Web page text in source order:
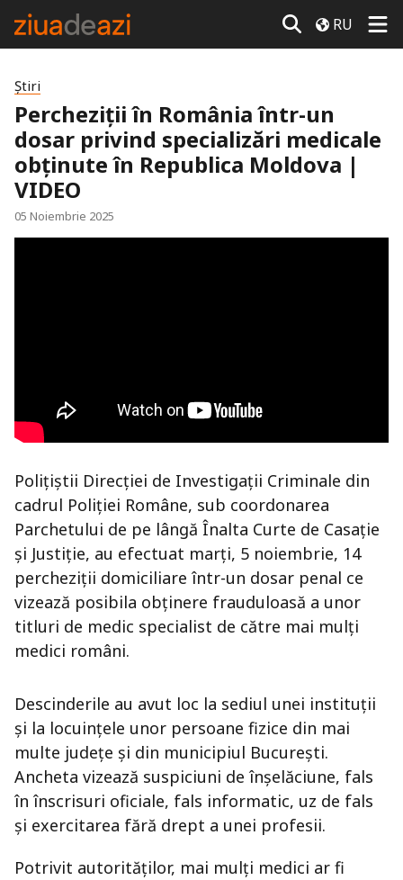
RU
Știri
Percheziții în România într-un
dosar privind specializări medicale
obținute în Republica Moldova |
VIDEO
05 Noiembrie 2025
Polițiștii Direcției de Investigații Criminale din
cadrul Poliției Române, sub coordonarea
Parchetului de pe lângă Înalta Curte de Casaţie
și Justiţie, au efectuat marți, 5 noiembrie, 14
percheziții domiciliare într-un dosar penal ce
vizează posibila obținere frauduloasă a unor
titluri de medic specialist de către mai mulți
medici români.
Descinderile au avut loc la sediul unei instituții
și la locuințele unor persoane fizice din mai
multe județe și din municipiul București.
Ancheta vizează suspiciuni de înșelăciune, fals
în înscrisuri oficiale, fals informatic, uz de fals
și exercitarea fără drept a unei profesii.
Potrivit autorităților, mai mulți medici ar fi